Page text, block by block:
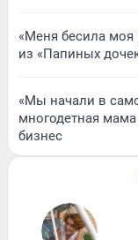
«Меня бесила моя
из «Папиных
«Мы начали в
многодетная
бизнес